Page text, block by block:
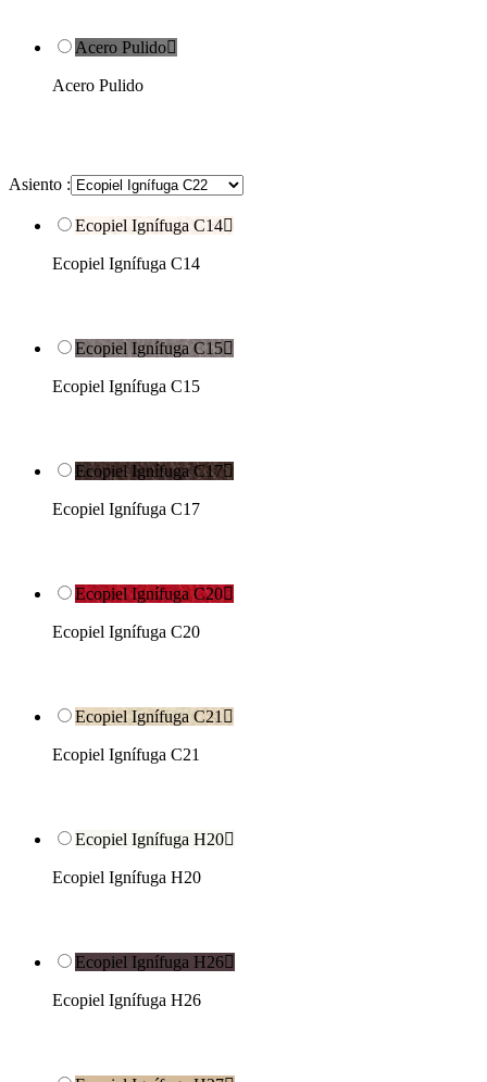
Acero Pulido
Acero Pulido
Asiento :
Ecopiel Ignífuga C14
Ecopiel Ignífuga C14
Ecopiel Ignífuga C15
Ecopiel Ignífuga C15
Ecopiel Ignífuga C17
Ecopiel Ignífuga C17
Ecopiel Ignífuga C20
Ecopiel Ignífuga C20
Ecopiel Ignífuga C21 
Ecopiel Ignífuga C21
Ecopiel Ignífuga H20
Ecopiel Ignífuga H20
Ecopiel Ignífuga H26
Ecopiel Ignífuga H26